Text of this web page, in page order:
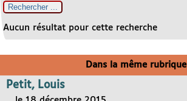
Aucun résultat pour cette recherche
Dans la même rubrique
Petit, Louis